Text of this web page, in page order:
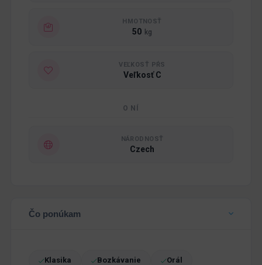
HMOTNOSŤ
50 kg
VEĽKOSŤ PŔS
Veľkosť C
O NÍ
NÁRODNOSŤ
Czech
Čo ponúkam
Klasika Bozkávanie Orál